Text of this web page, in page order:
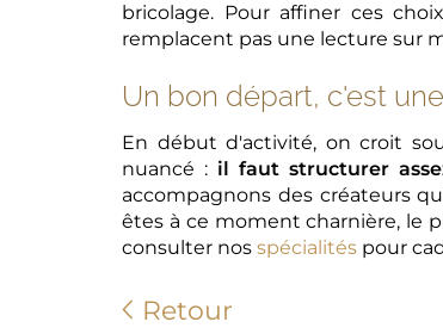
bricolage. Pour affiner ces
remplacent pas une lecture sur
Un bon départ, c'est
En début d'activité, on croit
nuancé : il faut structurer
accompagnons des créateurs
êtes à ce moment charnière, le
consulter nos spécialités pour
Retour